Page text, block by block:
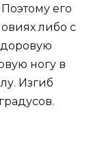
его
либо с
ногу в
Изгиб